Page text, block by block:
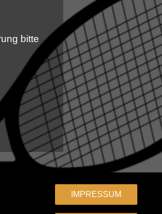
bitte
IMPRESSUM